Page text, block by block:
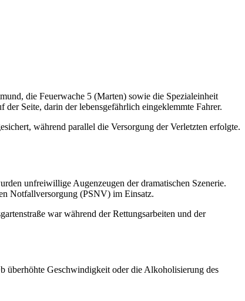
die Feuerwache 5 (Marten) sowie die Spezialeinheit
Seite, darin der lebensgefährlich eingeklemmte Fahrer.
während parallel die Versorgung der Verletzten erfolgte.
unfreiwillige Augenzeugen der dramatischen Szenerie.
Notfallversorgung (PSNV) im Einsatz.
war während der Rettungsarbeiten und der
überhöhte Geschwindigkeit oder die Alkoholisierung des